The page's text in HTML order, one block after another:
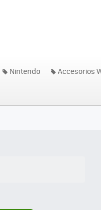
Nintendo Accesorios